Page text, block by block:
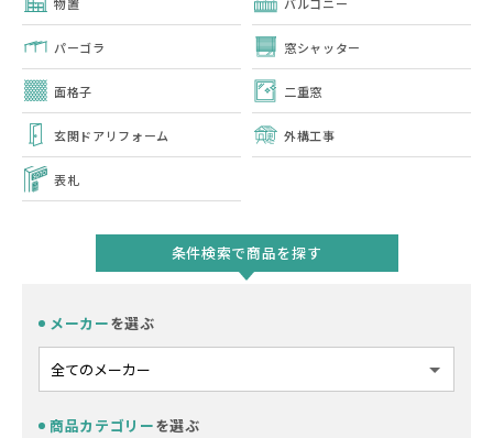
パーゴラ 窓シャッター
面格子 二重窓
玄関ドアリフォーム 外構工事
表札
条件検索で商品を探す
メーカーを選ぶ
商品カテゴリーを選ぶ